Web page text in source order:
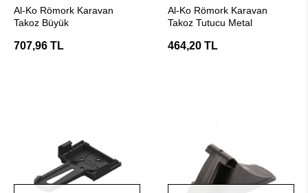
Al-Ko Römork Karavan
Takoz Büyük
707,96 TL
Al-Ko Römork Karavan
Takoz Tutucu Metal
464,20 TL